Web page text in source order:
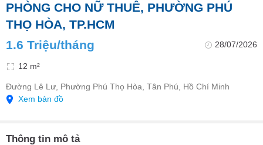
PHÒNG CHO NỮ THUÊ, PHƯỜNG PHÚ
THỌ HÒA, TP.HCM
1.6 Triệu/tháng
28/07/2026
12 m²
Đường Lê Lư, Phường Phú Thọ Hòa, Tân Phú, Hồ Chí Minh
Xem bản đồ
Thông tin mô tả